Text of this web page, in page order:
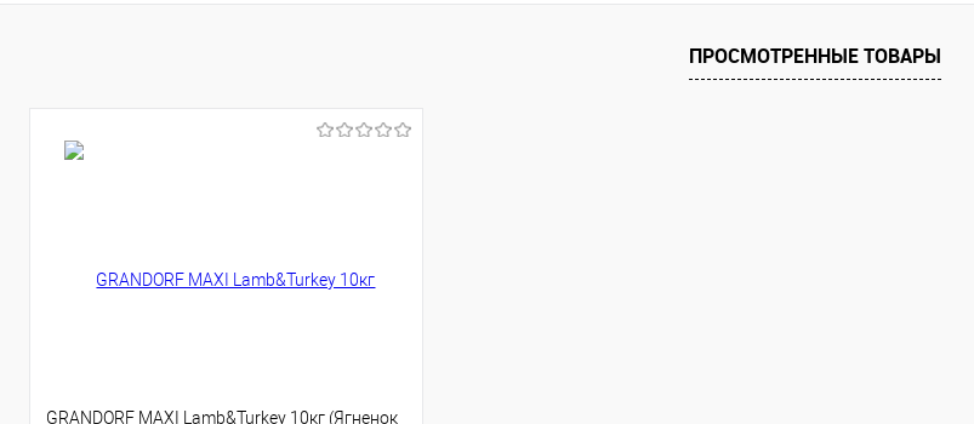
ПРОСМОТРЕННЫЕ ТОВАРЫ
GRANDORF MAXI Lаmb&Turkey 10кг (Ягненок